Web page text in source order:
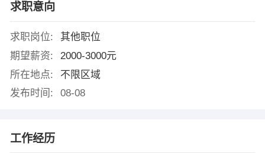
求职意向
求职岗位:
其他职位
期望薪资:
2000-3000元
所在地点:
不限区域
发布时间:
08-08
工作经历